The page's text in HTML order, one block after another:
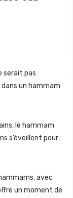
serait pas
un hammam
le hammam
s’éveillent pour
avec
un moment de